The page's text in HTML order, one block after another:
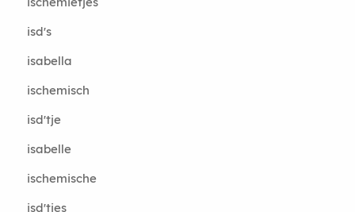
isd's
isabella
ischemisch
isd'tje
isabelle
ischemische
isd'tjes